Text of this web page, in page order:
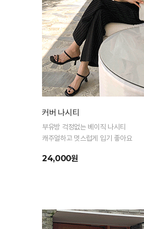
커버 나시티
부유방 걱정없는 베이직 나시티
캐주얼하고 멋스럽게 입기 좋아요
24,000원